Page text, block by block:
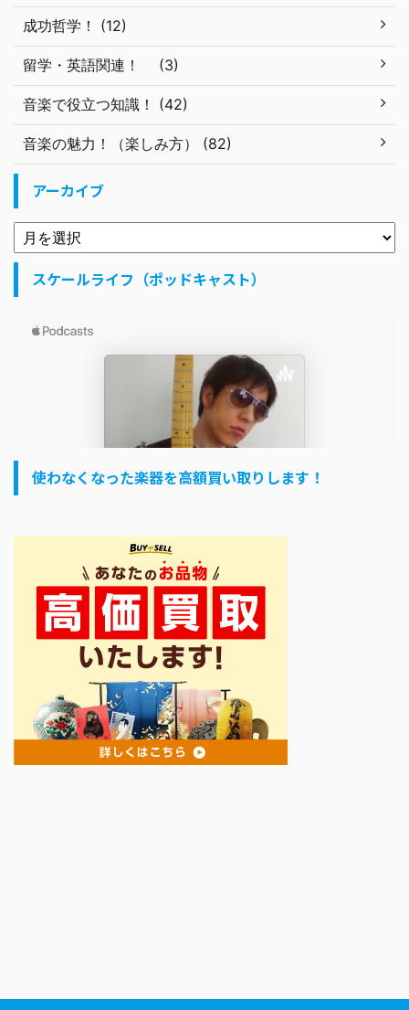
成功哲学！ (12)
留学・英語関連！ (3)
音楽で役立つ知識！ (42)
音楽の魅力！（楽しみ方） (82)
アーカイブ
スケールライフ（ポッドキャスト）
使わなくなった楽器を高額買い取りします！